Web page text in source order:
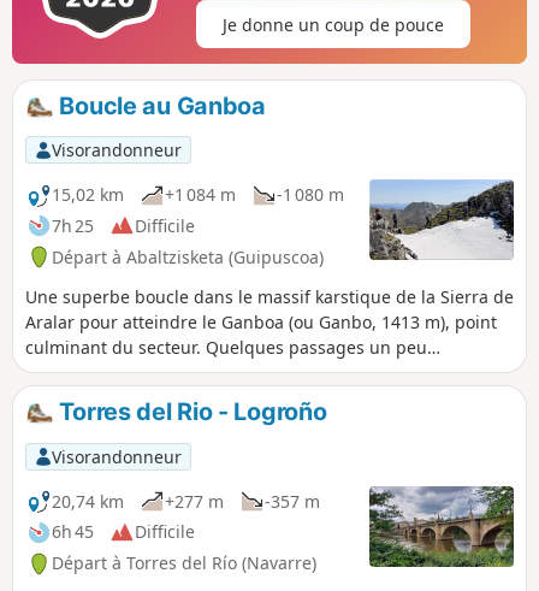
Je donne un coup de pouce
Boucle au Ganboa
Visorandonneur
15,02 km
+1 084 m
-1 080 m
7h 25
Difficile
Départ à Abaltzisketa (Guipuscoa)
Une superbe boucle dans le massif karstique de la Sierra de
Aralar pour atteindre le Ganboa (ou Ganbo, 1413 m), point
culminant du secteur. Quelques passages un peu
techniques, bien lire le descriptif. GPS ou application
Visorando conseillé.
Torres del Rio - Logroño
Visorandonneur
20,74 km
+277 m
-357 m
6h 45
Difficile
Départ à Torres del Río (Navarre)